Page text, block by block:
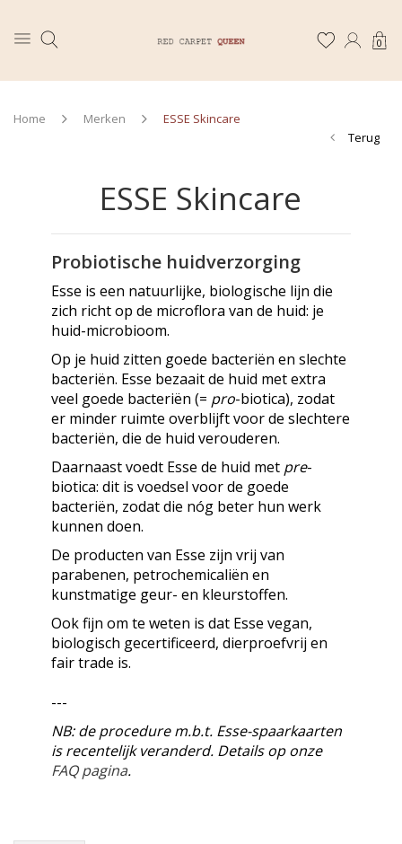
0
Home Merken
ESSE Skincare
Terug
ESSE Skincare
Probiotische huidverzorging
Esse is een natuurlijke, biologische lijn die
zich richt op de microflora van de huid: je
huid-microbioom.
Op je huid zitten goede bacteriën en slechte
bacteriën. Esse bezaait de huid met extra
veel goede bacteriën (= pro-biotica), zodat
er minder ruimte overblijft voor de slechtere
bacteriën, die de huid verouderen.
Daarnaast voedt Esse de huid met pre-
biotica: dit is voedsel voor de goede
bacteriën, zodat die nóg beter hun werk
kunnen doen.
De producten van Esse zijn vrij van
parabenen, petrochemicaliën en
kunstmatige geur- en kleurstoffen.
Ook fijn om te weten is dat Esse vegan,
biologisch gecertificeerd, dierproefvrij en
fair trade is.
---
NB: de procedure m.b.t. Esse-spaarkaarten
is recentelijk veranderd. Details op onze
FAQ pagina.